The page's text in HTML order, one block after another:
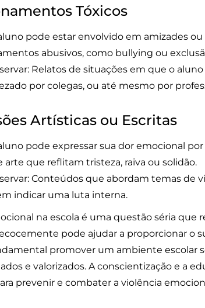
Tóxicos
pode estar envolvido em amizades
abusivos, como bullying ou
Relatos de situações em que o
por colegas, ou até mesmo por
Artísticas ou Escritas
pode expressar sua dor emocional
arte que reflitam tristeza, raiva ou solidão.
Conteúdos que abordam temas de
indicar uma luta interna.
na escola é uma questão séria que
pode ajudar a proporcionar o
promover um ambiente escolar
e valorizados. A conscientização e a
prevenir e combater a violência